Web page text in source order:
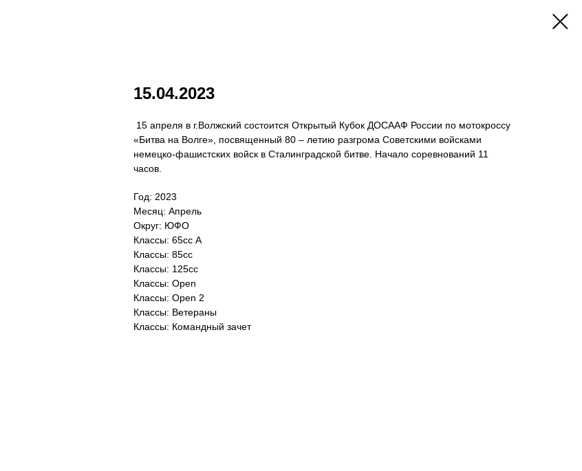
15.04.2023
15 апреля в г.Волжский состоится Открытый Кубок ДОСААФ России по мотокроссу
«Битва на Волге», посвященный 80 – летию разгрома Советскими войсками
немецко-фашистских войск в Сталинградской битве. Начало соревнований 11
часов.
Год: 2023
Месяц: Апрель
Округ: ЮФО
Классы: 65сс A
Классы: 85сс
Классы: 125сс
Классы: Open
Классы: Open 2
Классы: Ветераны
Классы: Командный зачет